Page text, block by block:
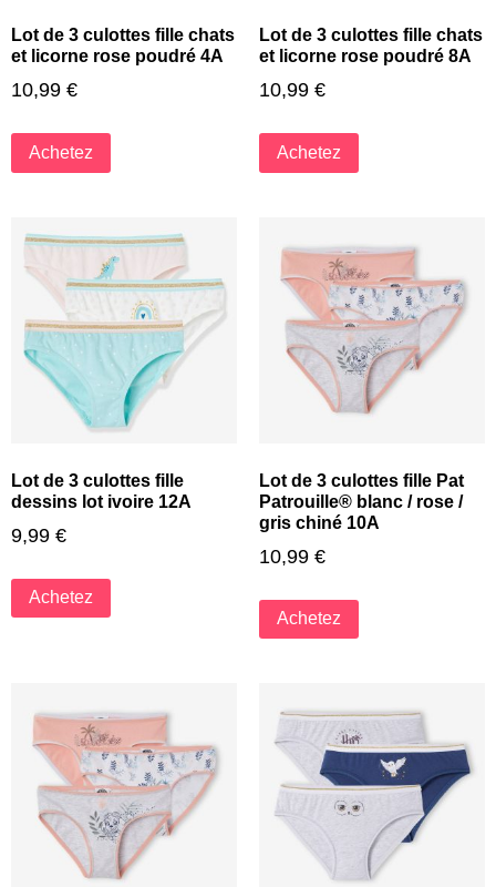
Lot de 3 culottes fille chats
et licorne rose poudré 4A
10,99 €
Achetez
Lot de 3 culottes fille chats
et licorne rose poudré 8A
10,99 €
Achetez
Lot de 3 culottes fille
dessins lot ivoire 12A
9,99 €
Achetez
Lot de 3 culottes fille Pat
Patrouille® blanc / rose /
gris chiné 10A
10,99 €
Achetez